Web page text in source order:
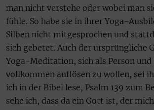
man nicht verstehe oder wobei man
fühle. So habe sie in ihrer Yoga-
Silben nicht mitgesprochen und
sich gebetet. Auch der ursprüngliche
Yoga-Meditation, sich als Person und
vollkommen auflösen zu wollen, sei
ich in der Bibel lese, Psalm 139 zum
sehe ich, dass da ein Gott ist, der